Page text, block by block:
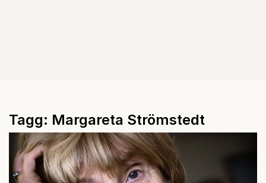
Tagg: Margareta Strömstedt